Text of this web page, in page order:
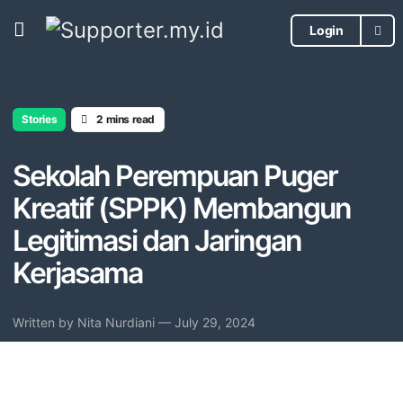
Stories 2 mins read
Sekolah Perempuan Puger
Kreatif (SPPK) Membangun
Legitimasi dan Jaringan
Kerjasama
Written by Nita Nurdiani — July 29, 2024
Login